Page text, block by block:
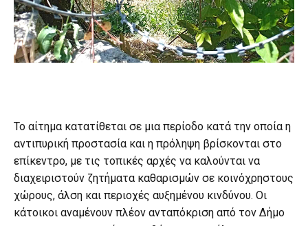
Το αίτημα κατατίθεται σε μια περίοδο κατά την οποία η
αντιπυρική προστασία και η πρόληψη βρίσκονται στο
επίκεντρο, με τις τοπικές αρχές να καλούνται να
διαχειριστούν ζητήματα καθαρισμών σε κοινόχρηστους
χώρους, άλση και περιοχές αυξημένου κινδύνου. Οι
κάτοικοι αναμένουν πλέον ανταπόκριση από τον Δήμο